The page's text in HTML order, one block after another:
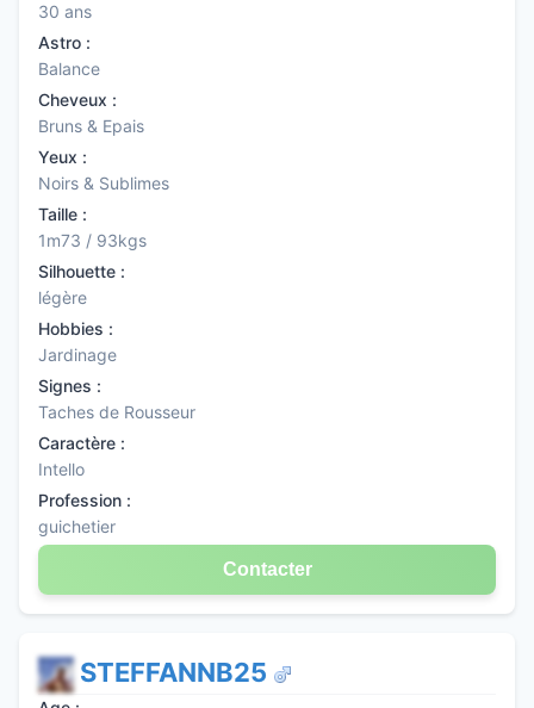
30 ans
Astro :
Balance
Cheveux :
Bruns & Epais
Yeux :
Noirs & Sublimes
Taille :
1m73 / 93kgs
Silhouette :
légère
Hobbies :
Jardinage
Signes :
Taches de Rousseur
Caractère :
Intello
Profession :
guichetier
Contacter
STEFFANNB25